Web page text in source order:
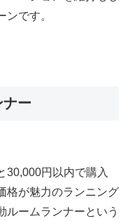
です。
ー
30,000円以内で購入
格が魅力のランニング
ルームランナーという